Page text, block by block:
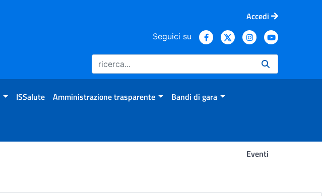
Accedi
Seguici su
ISSalute Amministrazione trasparente Bandi di gara
Eventi